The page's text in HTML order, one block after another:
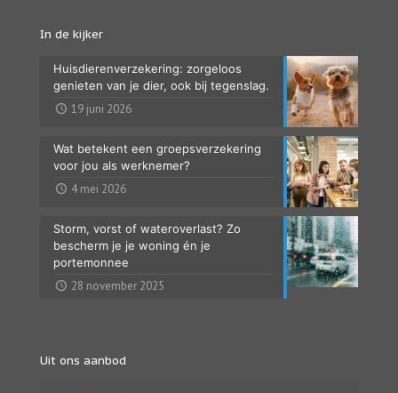
In de kijker
Huisdierenverzekering: zorgeloos
genieten van je dier, ook bij tegenslag.
19 juni 2026
Wat betekent een groepsverzekering
voor jou als werknemer?
4 mei 2026
Storm, vorst of wateroverlast? Zo
bescherm je je woning én je
portemonnee
28 november 2025
Uit ons aanbod